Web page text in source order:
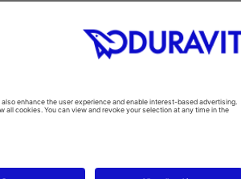
Monteringsanvisning